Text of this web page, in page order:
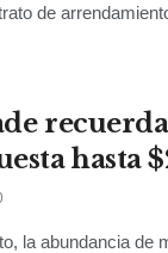
de
hasta
la abundancia de